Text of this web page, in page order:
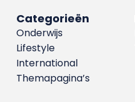
Categorieën
Onderwijs
Lifestyle
International
Themapagina’s